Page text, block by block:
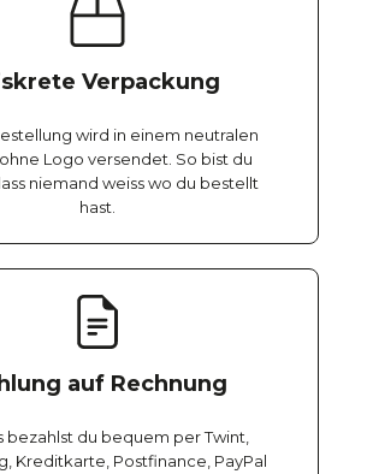
Verpackung
wird in einem neutralen
Logo versendet. So bist du
niemand weiss wo du bestellt
hast.
auf Rechnung
bezahlst du bequem per Twint,
Kreditkarte, Postfinance, PayPal